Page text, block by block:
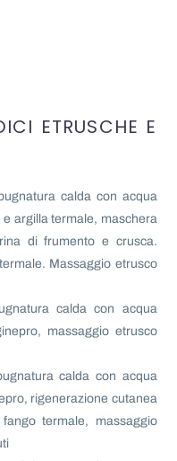
ETRUSCHE E
calda con acqua
argilla termale, maschera
di frumento e crusca.
Massaggio etrusco
calda con acqua
massaggio etrusco
calda con acqua
rigenerazione cutanea
termale, massaggio